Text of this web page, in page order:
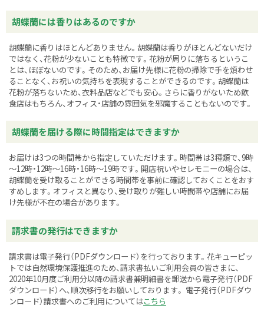
胡蝶蘭には香りはあるのですか
胡蝶蘭に香りはほとんどありません。胡蝶蘭は香りがほとんどないだけ
ではなく、花粉が少ないことも特徴です。花粉が周りに落ちるというこ
とは、ほぼないのです。そのため、お届け先様に花粉の掃除で手を煩わせ
ることなく、お祝いの気持ちを表現することができるのです。胡蝶蘭は
花粉が落ちないため、衣料品店などでも安心。さらに香りがないため飲
食店はもちろん、オフィス・店舗の雰囲気を邪魔することもないのです。
胡蝶蘭を届ける際に時間指定はできますか
お届けは3つの時間帯から指定していただけます。時間帯は3種類で、9時
～12時・12時～16時・16時～19時です。開店祝いやセレモニーの場合は、
胡蝶蘭を受け取ることができる時間帯を事前に確認しておくことをおす
すめします。オフィスと異なり、受け取りが難しい時間帯や店舗にお届
け先様が不在の場合があります。
請求書の発行はできますか
請求書は電子発行（PDFダウンロード）を行っております。花キューピッ
トでは自然環境保護推進のため、請求書払いご利用会員の皆さまに、
2020年10月度ご利用分以降の請求書兼明細書を郵送から電子発行（PDF
ダウンロード）へ、順次移行をお願いしております。 電子発行（PDFダウ
ンロード）請求書へのご利用についてはこちら